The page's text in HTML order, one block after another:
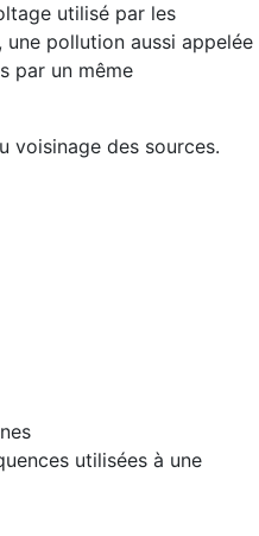
utilisé par les
pollution aussi appelée
par un même
voisinage des sources.
utilisées à une